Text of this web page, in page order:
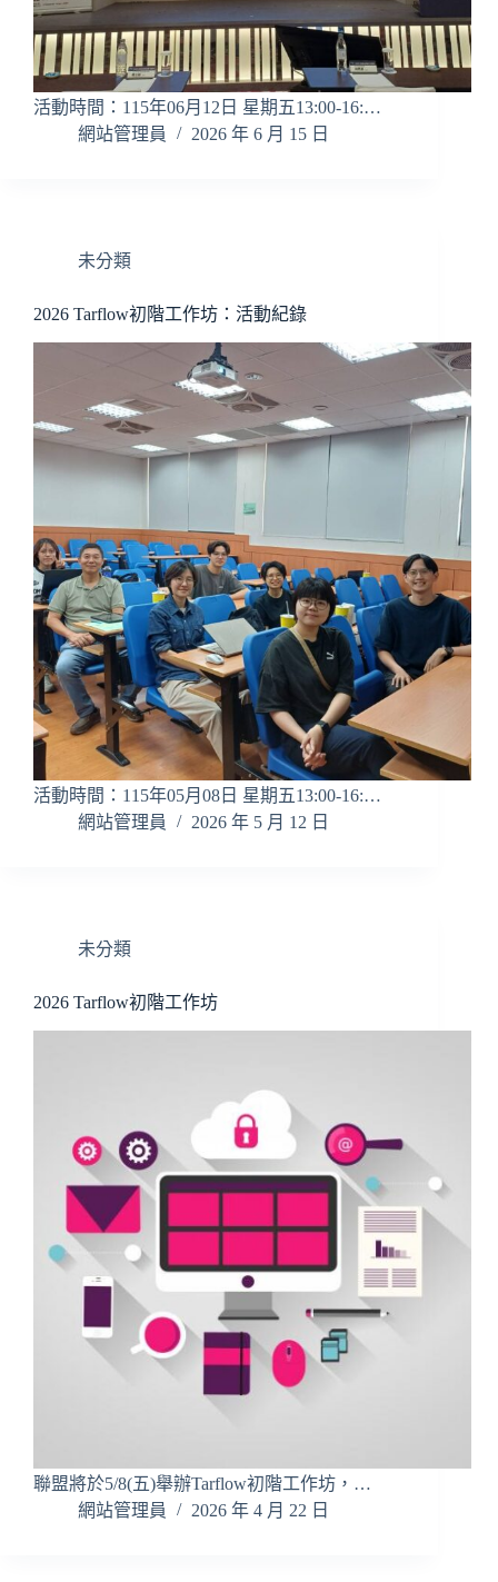
活動時間：115年06月12日 星期五13:00-16:…
網站管理員
2026 年 6 月 15 日
未分類
2026 Tarflow初階工作坊：活動紀錄
活動時間：115年05月08日 星期五13:00-16:…
網站管理員
2026 年 5 月 12 日
未分類
2026 Tarflow初階工作坊
聯盟將於5/8(五)舉辦Tarflow初階工作坊，…
網站管理員
2026 年 4 月 22 日